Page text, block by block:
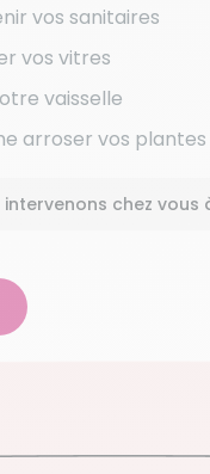
vos sanitaires
vos vitres
vaisselle
arroser vos plantes
intervenons chez